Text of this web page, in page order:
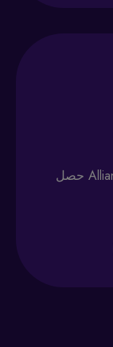
حصل Alliants الأخبار ومعلومات الشركة وموارد